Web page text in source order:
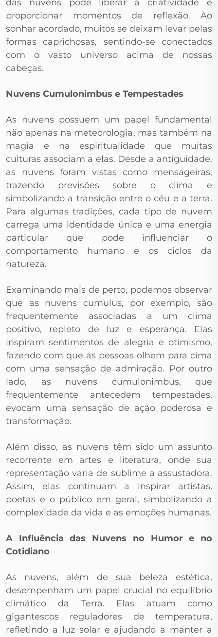
das nuvens pode liberar a criatividade e
proporcionar momentos de reflexão. Ao
sonhar acordado, muitos se deixam levar pelas
formas caprichosas, sentindo-se conectados
com o vasto universo acima de nossas
cabeças.
Nuvens Cumulonimbus e Tempestades
As nuvens possuem um papel fundamental
não apenas na meteorologia, mas também na
magia e na espiritualidade que muitas
culturas associam a elas. Desde a antiguidade,
as nuvens foram vistas como mensageiras,
trazendo previsões sobre o clima e
simbolizando a transição entre o céu e a terra.
Para algumas tradições, cada tipo de nuvem
carrega uma identidade única e uma energia
particular que pode influenciar o
comportamento humano e os ciclos da
natureza.
Examinando mais de perto, podemos observar
que as nuvens cumulus, por exemplo, são
frequentemente associadas a um clima
positivo, repleto de luz e esperança. Elas
inspiram sentimentos de alegria e otimismo,
fazendo com que as pessoas olhem para cima
com uma sensação de admiração. Por outro
lado, as nuvens cumulonimbus, que
frequentemente antecedem tempestades,
evocam uma sensação de ação poderosa e
transformação.
Além disso, as nuvens têm sido um assunto
recorrente em artes e literatura, onde sua
representação varia de sublime a assustadora.
Assim, elas continuam a inspirar artistas,
poetas e o público em geral, simbolizando a
complexidade da vida e as emoções humanas.
A Influência das Nuvens no Humor e no
Cotidiano
As nuvens, além de sua beleza estética,
desempenham um papel crucial no equilíbrio
climático da Terra. Elas atuam como
gigantescos reguladores de temperatura,
refletindo a luz solar e ajudando a manter a